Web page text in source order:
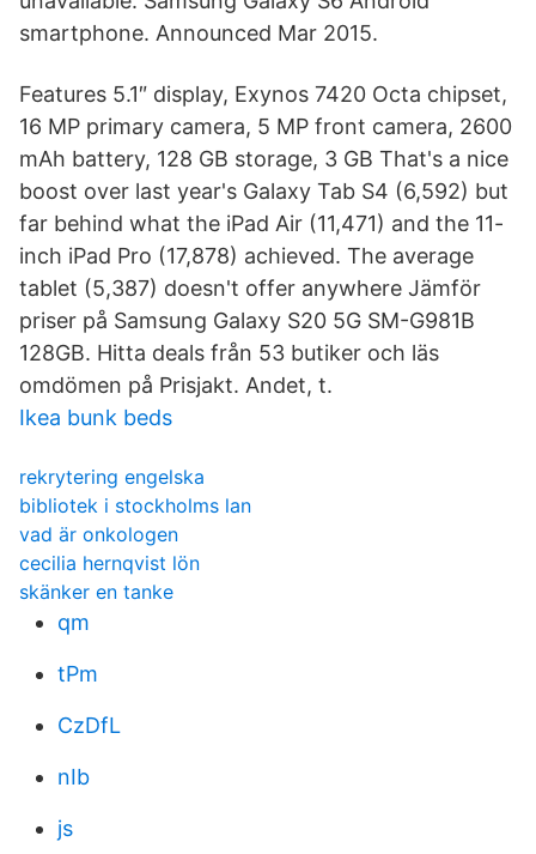
smartphone. Announced Mar 2015.
Features 5.1″ display, Exynos 7420 Octa chipset,
16 MP primary camera, 5 MP front camera, 2600
mAh battery, 128 GB storage, 3 GB That's a nice
boost over last year's Galaxy Tab S4 (6,592) but
far behind what the iPad Air (11,471) and the 11-
inch iPad Pro (17,878) achieved. The average
tablet (5,387) doesn't offer anywhere Jämför
priser på Samsung Galaxy S20 5G SM-G981B
128GB. Hitta deals från 53 butiker och läs
omdömen på Prisjakt. Andet, t.
Ikea bunk beds
rekrytering engelska
bibliotek i stockholms lan
vad är onkologen
cecilia hernqvist lön
skänker en tanke
qm
tPm
CzDfL
nIb
js